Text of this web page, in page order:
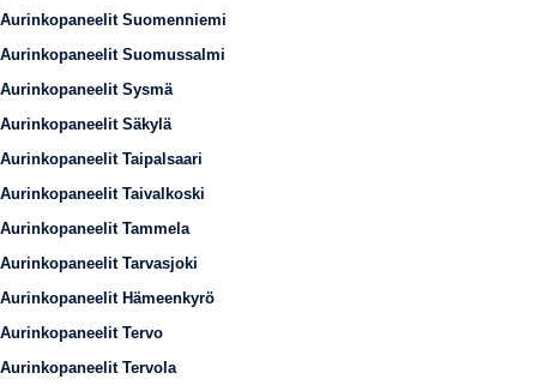
Aurinkopaneelit Suomenniemi
Aurinkopaneelit Suomussalmi
Aurinkopaneelit Sysmä
Aurinkopaneelit Säkylä
Aurinkopaneelit Taipalsaari
Aurinkopaneelit Taivalkoski
Aurinkopaneelit Tammela
Aurinkopaneelit Tarvasjoki
Aurinkopaneelit Hämeenkyrö
Aurinkopaneelit Tervo
Aurinkopaneelit Tervola